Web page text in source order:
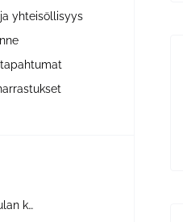
ja yhteisöllisyys
tapahtumat
kylät